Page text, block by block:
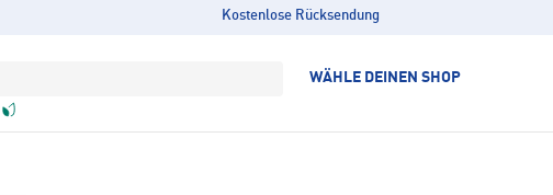
Kostenlose Rücksendung
WÄHLE DEINEN SHOP